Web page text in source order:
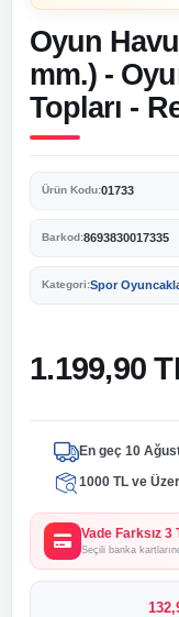
Oyun
mm.) -
Topları -
Ürün Kodu:01733
Barkod:8693830017335
Kategori:Spor
1.199,90
En geç 10
1000 TL ve
Vade Farksız 3
Seçili banka